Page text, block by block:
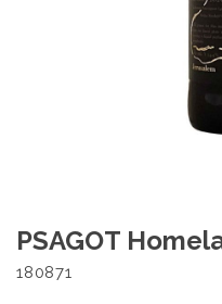
PSAGOT
180871